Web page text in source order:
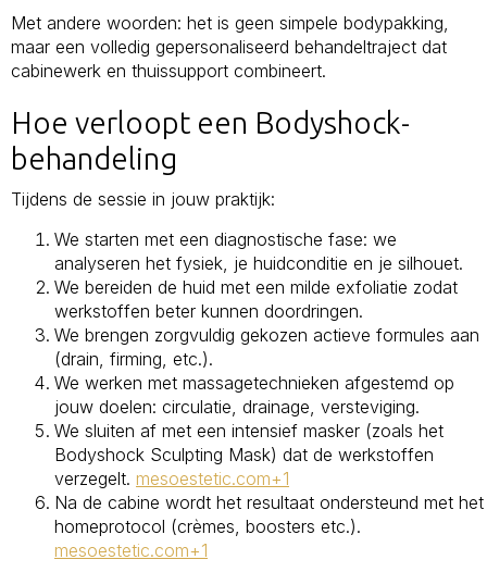
Met andere woorden: het is geen simpele bodypakking,
maar een volledig gepersonaliseerd behandeltraject dat
cabinewerk en thuissupport combineert.
Hoe verloopt een Bodyshock-
behandeling
Tijdens de sessie in jouw praktijk:
We starten met een diagnostische fase: we
analyseren het fysiek, je huidconditie en je silhouet.
We bereiden de huid met een milde exfoliatie zodat
werkstoffen beter kunnen doordringen.
We brengen zorgvuldig gekozen actieve formules aan
(drain, firming, etc.).
We werken met massagetechnieken afgestemd op
jouw doelen: circulatie, drainage, versteviging.
We sluiten af met een intensief masker (zoals het
Bodyshock Sculpting Mask) dat de werkstoffen
verzegelt. mesoestetic.com+1
Na de cabine wordt het resultaat ondersteund met het
homeprotocol (crèmes, boosters etc.).
mesoestetic.com+1